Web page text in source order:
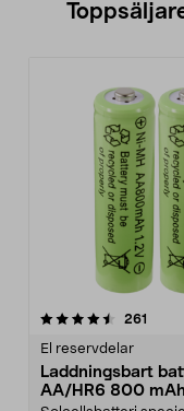
261
El reservdelar
Laddningsbart
AA/HR6 800
4.0 av 5